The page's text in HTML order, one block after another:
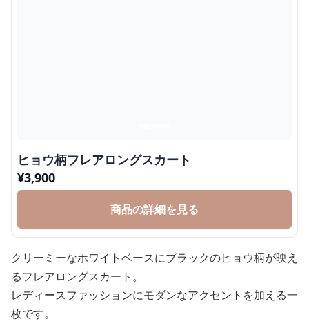
ヒョウ柄フレアロングスカート
¥3,900
商品の詳細を見る
クリーミーなホワイトベースにブラックのヒョウ柄が映え
るフレアロングスカート。
レディースファッションにモダンなアクセントを加える一
枚です。